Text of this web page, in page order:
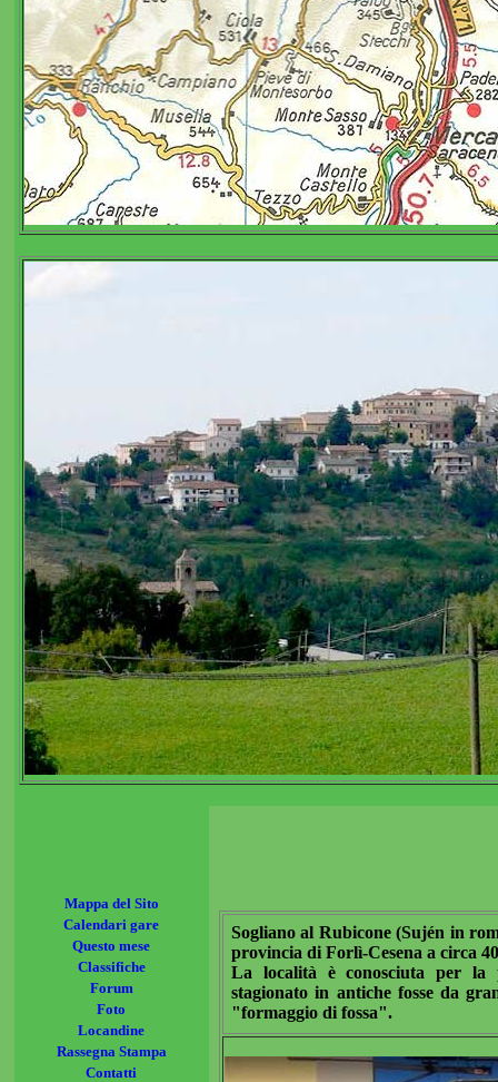
Mappa del Sito
Calendari gare
Questo mese
Classifiche
Forum
Foto
Locandine
Rassegna Stampa
Contatti
Sogliano al Rubicone (Sujén in
provincia di Forlì-Cesena a circa
La località è conosciuta per la
stagionato in antiche fosse da
"formaggio di fossa".